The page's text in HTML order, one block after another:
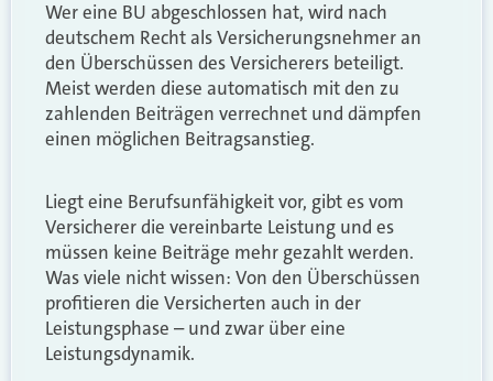
Wer eine BU abgeschlossen hat, wird nach
deutschem Recht als Versicherungsnehmer an
den Überschüssen des Versicherers beteiligt.
Meist werden diese automatisch mit den zu
zahlenden Beiträgen verrechnet und dämpfen
einen möglichen Beitragsanstieg.
Liegt eine Berufsunfähigkeit vor, gibt es vom
Versicherer die vereinbarte Leistung und es
müssen keine Beiträge mehr gezahlt werden.
Was viele nicht wissen: Von den Überschüssen
profitieren die Versicherten auch in der
Leistungsphase – und zwar über eine
Leistungsdynamik.